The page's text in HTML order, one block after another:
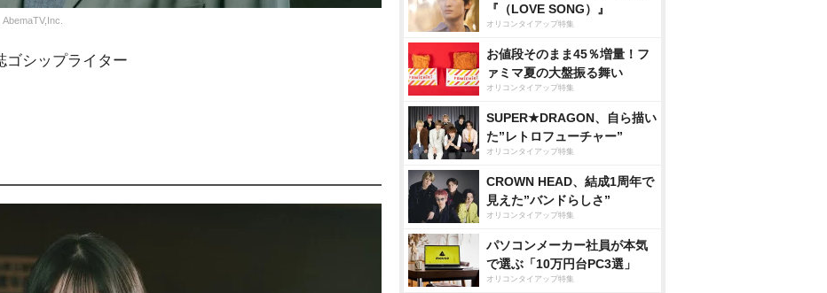
ゴシップライター
『（LOVE SONG）』
オリコンタイアップ特集
お値段そのまま45％増量！フ
ァミマ夏の大盤振る舞い
オリコンタイアップ特集
SUPER★DRAGON、自ら描い
た”レトロフューチャー”
オリコンタイアップ特集
CROWN HEAD、結成1周年で
見えた”バンドらしさ”
オリコンタイアップ特集
パソコンメーカー社員が本気
で選ぶ「10万円台PC3選」
オリコンタイアップ特集